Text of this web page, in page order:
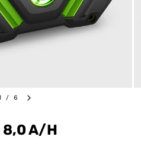
/ 6
8,0 A/H